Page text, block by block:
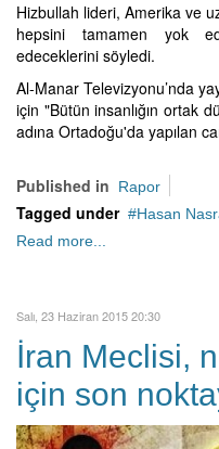
Hizbullah lideri, Amerika ve
hepsini tamamen yok
edeceklerini söyledi.
Al-Manar Televizyonu’nda
için "Bütün insanlığın ortak
adına Ortadoğu'da yapılan
Published in Rapor
Tagged under Hasan
Read more...
Salı, 23 Haziran 2015 20:30
İran Meclisi,
için son